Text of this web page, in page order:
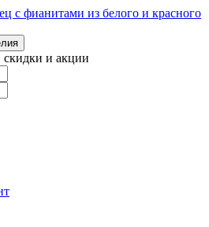
с фианитами из белого и красного
скидки и акции